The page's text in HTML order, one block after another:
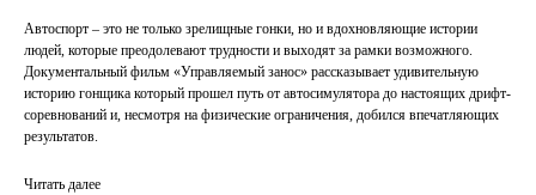
Автоспорт – это не только зрелищные гонки, но и вдохновляющие истории
людей, которые преодолевают трудности и выходят за рамки возможного.
Документальный фильм «Управляемый занос» рассказывает удивительную
историю гонщика который прошел путь от автосимулятора до настоящих дрифт-
соревнований и, несмотря на физические ограничения, добился впечатляющих
результатов.
Читать далее